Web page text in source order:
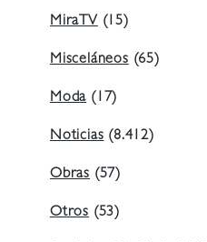
MiraTV (15)
Misceláneos (65)
Moda (17)
Noticias (8.412)
Obras (57)
Otros (53)